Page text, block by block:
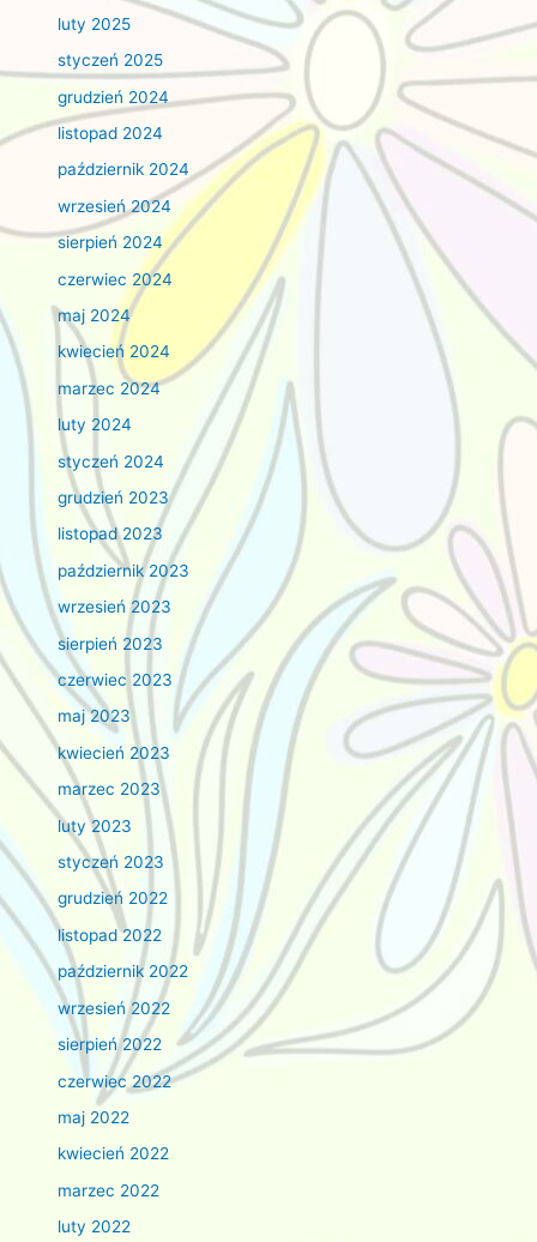
luty 2025
styczeń 2025
grudzień 2024
listopad 2024
październik 2024
wrzesień 2024
sierpień 2024
czerwiec 2024
maj 2024
kwiecień 2024
marzec 2024
luty 2024
styczeń 2024
grudzień 2023
listopad 2023
październik 2023
wrzesień 2023
sierpień 2023
czerwiec 2023
maj 2023
kwiecień 2023
marzec 2023
luty 2023
styczeń 2023
grudzień 2022
listopad 2022
październik 2022
wrzesień 2022
sierpień 2022
czerwiec 2022
maj 2022
kwiecień 2022
marzec 2022
luty 2022